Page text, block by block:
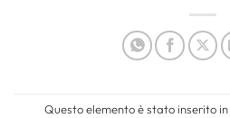
Questo elemento è stato inserito in